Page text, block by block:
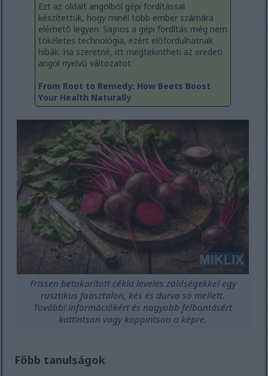
Ezt az oldalt angolból gépi fordítással
készítettük, hogy minél több ember számára
elérhető legyen. Sajnos a gépi fordítás még nem
tökéletes technológia, ezért előfordulhatnak
hibák. Ha szeretné, itt megtekintheti az eredeti
angol nyelvű változatot:
From Root to Remedy: How Beets Boost
Your Health Naturally
Frissen betakarított cékla leveles zöldségekkel egy
rusztikus faasztalon, kés és durva só mellett.
További információkért és nagyobb felbontásért
kattintson vagy koppintson a képre.
Főbb tanulságok